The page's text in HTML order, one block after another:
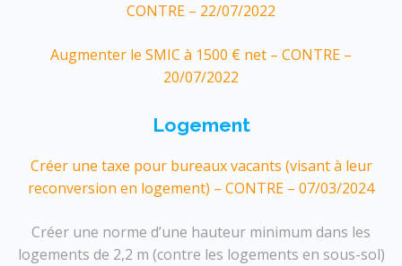
CONTRE – 22/07/2022
Augmenter le SMIC à 1500 € net – CONTRE –
20/07/2022
Logement
Créer une taxe pour bureaux vacants (visant à leur
reconversion en logement) – CONTRE – 07/03/2024
Créer une norme d’une hauteur minimum dans les
logements de 2,2 m (contre les logements en sous-sol)